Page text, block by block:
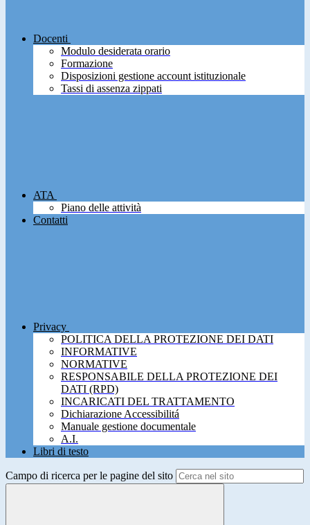
Docenti
Modulo desiderata orario
Formazione
Disposizioni gestione account istituzionale
Tassi di assenza zippati
ATA
Piano delle attività
Contatti
Privacy
POLITICA DELLA PROTEZIONE DEI DATI
INFORMATIVE
NORMATIVE
RESPONSABILE DELLA PROTEZIONE DEI
DATI (RPD)
INCARICATI DEL TRATTAMENTO
Dichiarazione Accessibilitá
Manuale gestione documentale
A.I.
Libri di testo
Campo di ricerca per le pagine del sito